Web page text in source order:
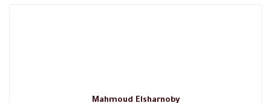
Mahmoud Elsharnoby